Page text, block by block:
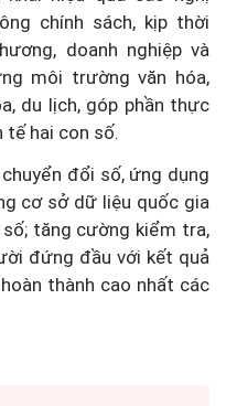
chính sách, kịp thời
doanh nghiệp và
môi trường văn hóa,
du lịch, góp phần thực
tế hai con số.
đổi số, ứng dụng
cơ sở dữ liệu quốc gia
tăng cường kiểm tra,
đứng đầu với kết quả
thành cao nhất các